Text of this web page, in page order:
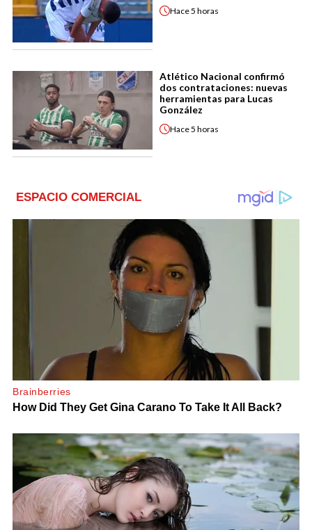
Hace5 horas
Atlético Nacional confirmó
dos contrataciones: nuevas
herramientas para Lucas
González
Hace5 horas